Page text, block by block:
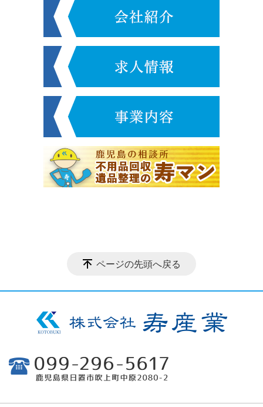
ページの先頭へ戻る